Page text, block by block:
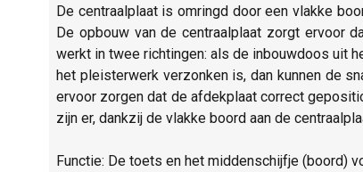
De centraalplaat is omringd door een vlakke
De opbouw van de centraalplaat zorgt ervoor
werkt in twee richtingen: als de inbouwdoos uit
het pleisterwerk verzonken is, dan kunnen de
ervoor zorgen dat de afdekplaat correct
zijn er, dankzij de vlakke boord aan de
Functie: De toets en het middenschijfje (boord)